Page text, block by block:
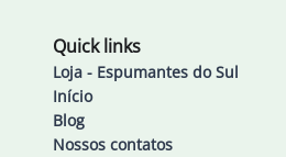
Quick links
Loja - Espumantes do Sul
Início
Blog
Nossos contatos